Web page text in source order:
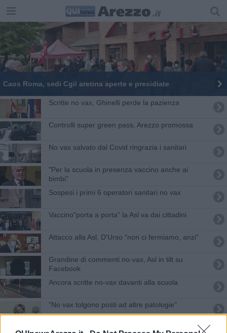
Caos Roma, sedi Cgil aretina aperte e presidiate
Scritte no vax, Ghinelli perde la pazienza
Controlli super green pass, Arezzo promossa
No vax salvato dal Covid ringrazia i sanitari
"Per la scuola in presenza vaccino anche ai
bimbi"
Sospesi i primi 6 operatori sanitari no vax
Vaccino"porta a porta" la Asl va dai cittadini
Attacco alla Asl, D'Urso "non ci fermiamo, anzi"
Grandine di commenti no-vax, Asl in tilt su
Facebook
Ancora scritte no-vax davanti alla scuola
"No vax tolgono posti ad altre patologie"